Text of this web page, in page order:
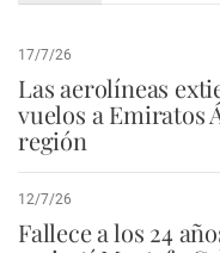
17/7/26
Las aerolíneas
vuelos a Emiratos
región
12/7/26
Fallece a los 24